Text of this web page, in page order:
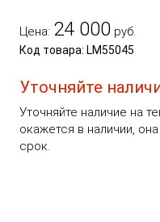
Цена: 24 000руб.
Код товара: LM55045
Уточняйте
Уточняйте наличие на
окажется в наличии,
срок.